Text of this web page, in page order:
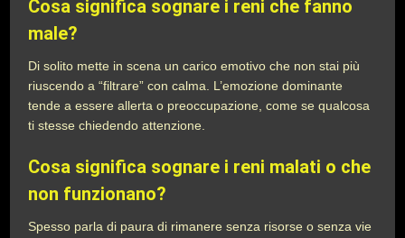
Cosa significa sognare i reni che fanno
male?
Di solito mette in scena un carico emotivo che non stai più
riuscendo a “filtrare” con calma. L’emozione dominante
tende a essere allerta o preoccupazione, come se qualcosa
ti stesse chiedendo attenzione.
Cosa significa sognare i reni malati o che
non funzionano?
Spesso parla di paura di rimanere senza risorse o senza vie